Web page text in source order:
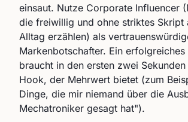
einsaut. Nutze Corporate Influencer
die freiwillig und ohne striktes Skript
Alltag erzählen) als
Markenbotschafter. Ein erfolgreiches
braucht in den ersten zwei
Hook, der Mehrwert bietet (zum
Dinge, die mir niemand über die
Mechatroniker gesagt hat").